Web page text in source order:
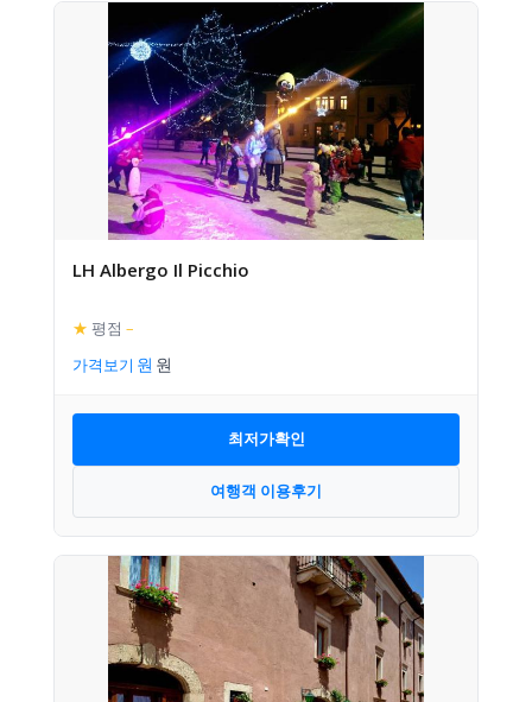
LH Albergo Il Picchio
★ 평점 –
가격보기
최저가확인
여행객 이용후기